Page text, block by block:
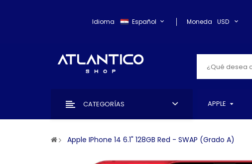
Idioma Español Moneda USD
CATEGORÍAS APPLE
Apple IPhone 14 6.1" 128GB Red - SWAP (Grado A)